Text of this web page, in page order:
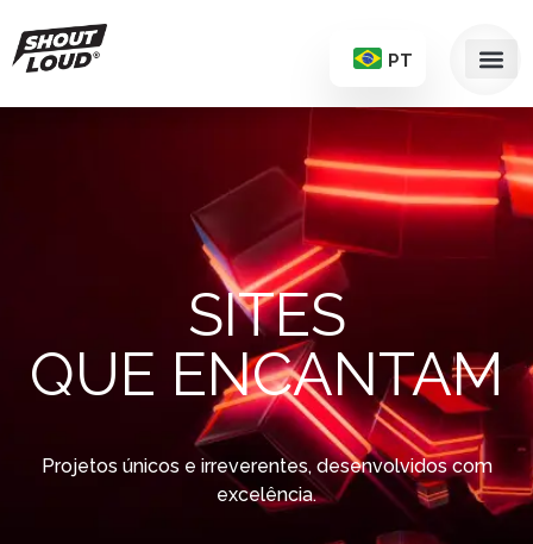
PT
SITES
QUE ENCANTAM
Projetos únicos e irreverentes, desenvolvidos com
excelência.